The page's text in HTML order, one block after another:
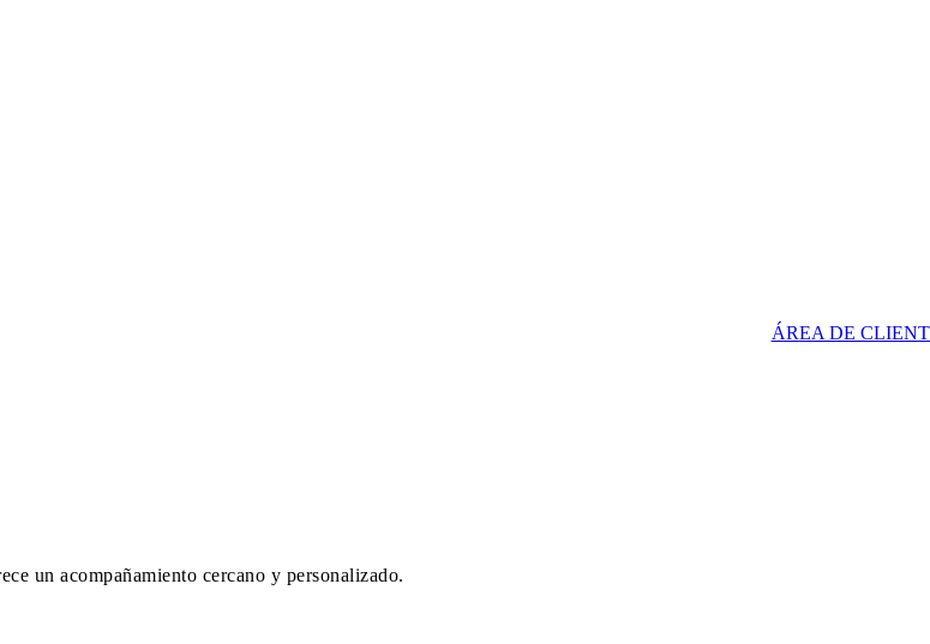
ÁREA DE
un acompañamiento cercano y personalizado.